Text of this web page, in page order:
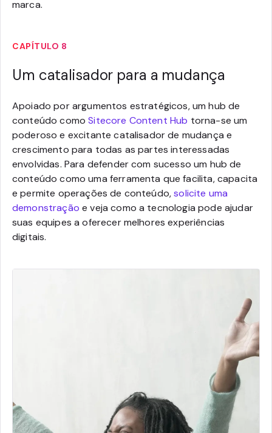
marca.
CAPÍTULO 8
Um catalisador para a mudança
Apoiado por argumentos estratégicos, um hub de
conteúdo comoSitecore Content Hub torna-se um
poderoso e excitante catalisador de mudança e
crescimento para todas as partes interessadas
envolvidas. Para defender com sucesso um hub de
conteúdo como uma ferramenta que facilita, capacita
e permite operações de conteúdo,solicite uma
demonstração e veja como a tecnologia pode ajudar
suas equipes a oferecer melhores experiências
digitais.